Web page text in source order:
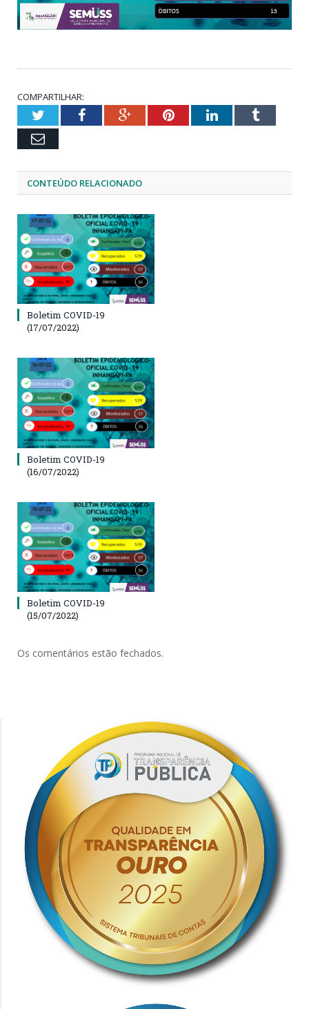
COMPARTILHAR:
TwitterFacebookGoogle+PinterestLinkedInTumblr
Email
CONTEÚDO RELACIONADO
Boletim COVID-19
(17/07/2022)
Boletim COVID-19
(16/07/2022)
Boletim COVID-19
(15/07/2022)
Os comentários estão fechados.